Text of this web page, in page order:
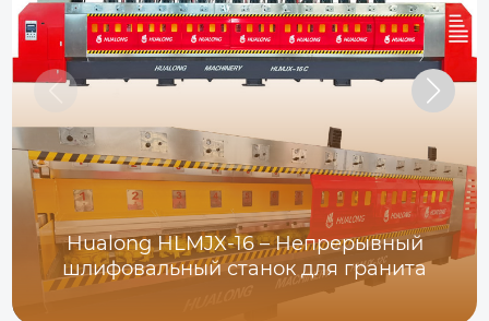
Hualong HLMJX-16 – Непрерывный
шлифовальный станок для гранита